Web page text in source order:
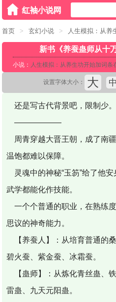
首页 > 玄幻小说 > 人生模拟：从养
新书《养蚕蛊师从十
小说： 人生模拟：从养生功开始加词条
设置字体大小： 大 中
还是写古代背景吧，限制少。
——————
周青穿越大晋王朝，成了南
温饱都难以保障。
灵魂中的神秘“玉笏”给了他安
武学都能化作技能。
一个个普通的职业，在熟练
思议的神奇能力。
【养蚕人】：从培育普通的
碧火蚕、紫金蚕、冰霜蚕。
【蛊师】：从炼化青丝蛊、
雷蛊、九天元阳蛊。